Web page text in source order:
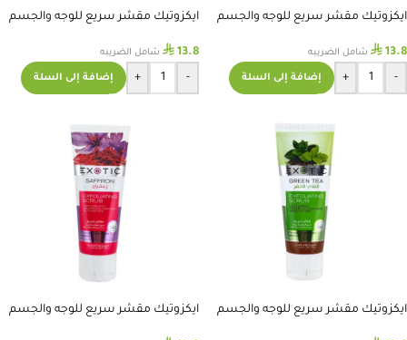
ايكزوتيك مقشر سريع للوجه والجسم
⃁ 13.8 شامل الضريبه
-
+ إضافة إلى السلة
ايكزوتيك مقشر سريع للوجه والجسم
⃁ 13.8 شامل الضريبه
-
+ إضافة إلى السلة
ايكزوتيك مقشر سريع للوجه والجسم
ايكزوتيك مقشر سريع للوجه والجسم